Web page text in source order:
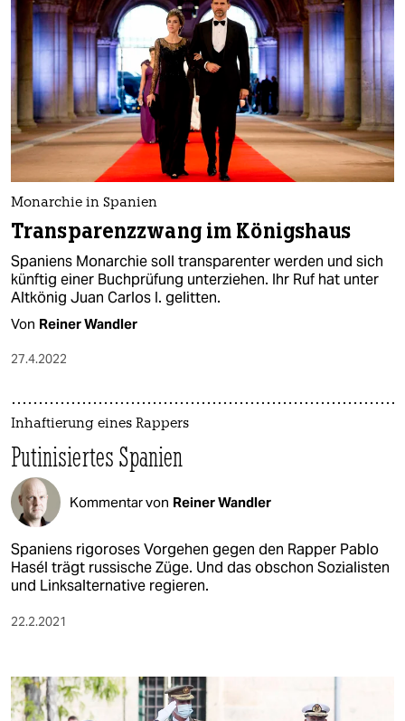
Monarchie in Spanien
Transparenz­zwang im Königshaus
Spaniens Monarchie soll trans­parenter werden und sich
künftig einer Buchprüfung unterziehen. Ihr Ruf hat unter
Altkönig Juan Carlos I. gelitten.
Von Reiner Wandler
27.4.2022
Inhaftierung eines Rappers
Putinisiertes Spanien
Kommentar von Reiner Wandler
Spaniens rigoroses Vorgehen gegen den Rapper Pablo
Hasél trägt russische Züge. Und das obschon Sozialisten
und Linksalternative regieren.
22.2.2021